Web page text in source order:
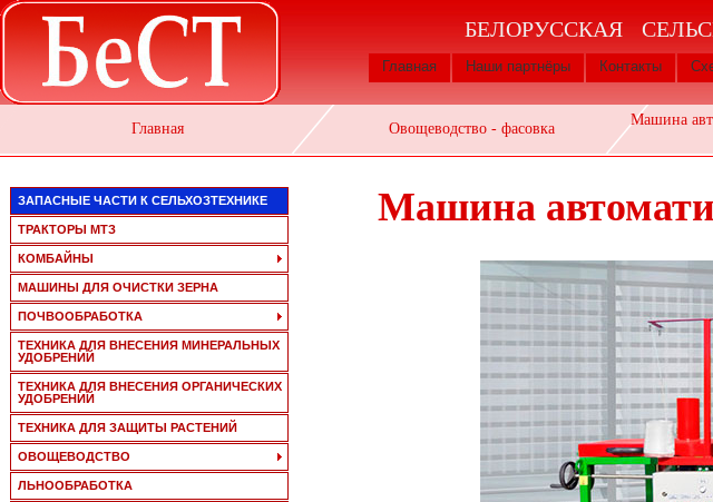
БЕЛОРУССКАЯ
Главная Наши партнёры Контакты
Главная Овощеводство - фасовка
Машина
ЗАПАСНЫЕ ЧАСТИ К СЕЛЬХОЗТЕХНИКЕ
ТРАКТОРЫ МТЗ
КОМБАЙНЫ
МАШИНЫ ДЛЯ ОЧИСТКИ ЗЕРНА
ПОЧВООБРАБОТКА
ТЕХНИКА ДЛЯ ВНЕСЕНИЯ МИНЕРАЛЬНЫХ
УДОБРЕНИЙ
ТЕХНИКА ДЛЯ ВНЕСЕНИЯ ОРГАНИЧЕСКИХ
УДОБРЕНИЙ
ТЕХНИКА ДЛЯ ЗАЩИТЫ РАСТЕНИЙ
ОВОЩЕВОДСТВО
ЛЬНООБРАБОТКА
Машина